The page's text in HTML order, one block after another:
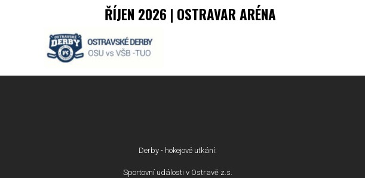
ŘÍJEN 2026 | OSTRAVAR ARÉNA
Derby - hokejové utkání:
Sportovní události v Ostravě z.s.